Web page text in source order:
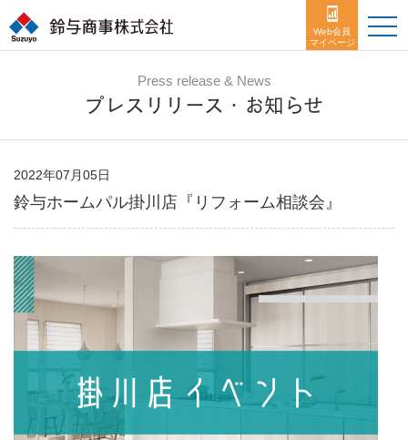
Web会員
マイページ
toggle
Press release & News
プレスリリース・お知らせ
2022年07月05日
鈴与ホームパル掛川店『リフォーム相談会』